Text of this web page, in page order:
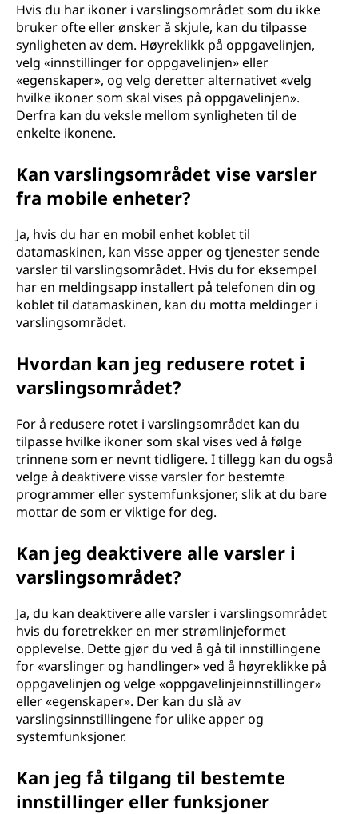
Hvis du har ikoner i varslingsområdet som du ikke
bruker ofte eller ønsker å skjule, kan du tilpasse
synligheten av dem. Høyreklikk på oppgavelinjen,
velg «innstillinger for oppgavelinjen» eller
«egenskaper», og velg deretter alternativet «velg
hvilke ikoner som skal vises på oppgavelinjen».
Derfra kan du veksle mellom synligheten til de
enkelte ikonene.
Kan varslingsområdet vise varsler
fra mobile enheter?
Ja, hvis du har en mobil enhet koblet til
datamaskinen, kan visse apper og tjenester sende
varsler til varslingsområdet. Hvis du for eksempel
har en meldingsapp installert på telefonen din og
koblet til datamaskinen, kan du motta meldinger i
varslingsområdet.
Hvordan kan jeg redusere rotet i
varslingsområdet?
For å redusere rotet i varslingsområdet kan du
tilpasse hvilke ikoner som skal vises ved å følge
trinnene som er nevnt tidligere. I tillegg kan du også
velge å deaktivere visse varsler for bestemte
programmer eller systemfunksjoner, slik at du bare
mottar de som er viktige for deg.
Kan jeg deaktivere alle varsler i
varslingsområdet?
Ja, du kan deaktivere alle varsler i varslingsområdet
hvis du foretrekker en mer strømlinjeformet
opplevelse. Dette gjør du ved å gå til innstillingene
for «varslinger og handlinger» ved å høyreklikke på
oppgavelinjen og velge «oppgavelinjeinnstillinger»
eller «egenskaper». Der kan du slå av
varslingsinnstillingene for ulike apper og
systemfunksjoner.
Kan jeg få tilgang til bestemte
innstillinger eller funksjoner